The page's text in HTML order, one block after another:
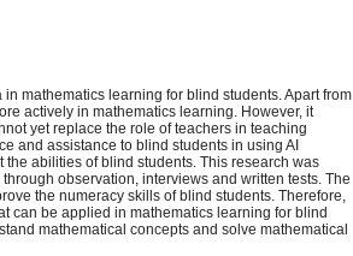
mathematics learning for blind students. Apart from
actively in mathematics learning. However, it
yet replace the role of teachers in teaching
and assistance to blind students in using AI
abilities of blind students. This research was
observation, interviews and written tests. The
the numeracy skills of blind students. Therefore,
can be applied in mathematics learning for blind
mathematical concepts and solve mathematical